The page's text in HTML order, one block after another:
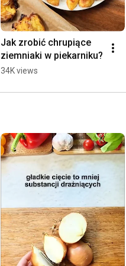
Jak zrobić chrupiące
ziemniaki w piekarniku?
34K views